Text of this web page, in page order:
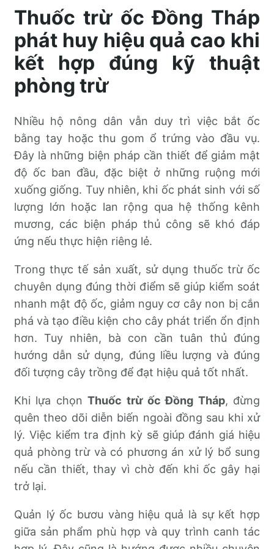
Thuốc trừ ốc Đồng Tháp
phát huy hiệu quả cao khi
kết hợp đúng kỹ thuật
phòng trừ
Nhiều hộ nông dân vẫn duy trì việc bắt ốc
bằng tay hoặc thu gom ổ trứng vào đầu vụ.
Đây là những biện pháp cần thiết để giảm mật
độ ốc ban đầu, đặc biệt ở những ruộng mới
xuống giống. Tuy nhiên, khi ốc phát sinh với số
lượng lớn hoặc lan rộng qua hệ thống kênh
mương, các biện pháp thủ công sẽ khó đáp
ứng nếu thực hiện riêng lẻ.
Trong thực tế sản xuất, sử dụng thuốc trừ ốc
chuyên dụng đúng thời điểm sẽ giúp kiểm soát
nhanh mật độ ốc, giảm nguy cơ cây non bị cắn
phá và tạo điều kiện cho cây phát triển ổn định
hơn. Tuy nhiên, bà con cần tuân thủ đúng
hướng dẫn sử dụng, đúng liều lượng và đúng
đối tượng cây trồng để đạt hiệu quả tốt nhất.
Khi lựa chọnThuốc trừ ốc Đồng Tháp, đừng
quên theo dõi diễn biến ngoài đồng sau khi xử
lý. Việc kiểm tra định kỳ sẽ giúp đánh giá hiệu
quả phòng trừ và có phương án xử lý bổ sung
nếu cần thiết, thay vì chờ đến khi ốc gây hại
trở lại.
Quản lý ốc bươu vàng hiệu quả là sự kết hợp
giữa sản phẩm phù hợp và quy trình canh tác